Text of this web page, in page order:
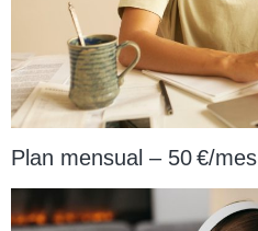
Plan mensual – 50 €/mes